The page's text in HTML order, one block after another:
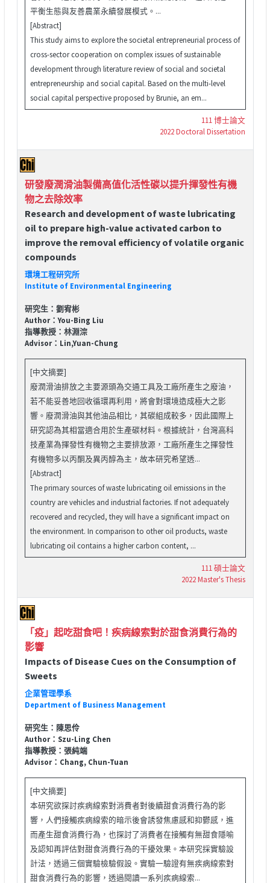
平衡生態與友善農業永續發展模式。...
[Abstract]
This study aims to explore the societal entrepreneurial process of
cross-sector cooperation on complex issues of sustainable
development through literature review of social and societal
entrepreneurship and social capital. Based on the multi-level
social capital perspective proposed by Brunie, an em...
111 博士論文
2022 Doctoral Dissertation
研發廢潤滑油製備高值化活性碳以提升揮發性有機
物之去除效率
Research and development of waste lubricating
oil to prepare high-value activated carbon to
improve the removal efficiency of volatile organic
compounds
環境工程研究所
Institute of Environmental Engineering
研究生：劉宥彬
Author：You-Bing Liu
指導教授：林淵淙
Advisor：Lin,Yuan-Chung
[中文摘要]
廢潤滑油排放之主要源頭為交通工具及工廠所產生之廢油，
若不能妥善地回收循環再利用，將會對環境造成極大之影
響。廢潤滑油與其他油品相比，其碳組成較多，因此國際上
研究認為其相當適合用於生產碳材料。根據統計，台灣高科
技產業為揮發性有機物之主要排放源，工廠所產生之揮發性
有機物多以丙酮及異丙醇為主，故本研究希望透...
[Abstract]
The primary sources of waste lubricating oil emissions in the
country are vehicles and industrial factories. If not adequately
recovered and recycled, they will have a significant impact on
the environment. In comparison to other oil products, waste
lubricating oil contains a higher carbon content, ...
111 碩士論文
2022 Master's Thesis
「疫」起吃甜食吧！疾病線索對於甜食消費行為的
影響
Impacts of Disease Cues on the Consumption of
Sweets
企業管理學系
Department of Business Management
研究生：陳思伶
Author：Szu-Ling Chen
指導教授：張純端
Advisor：Chang, Chun-Tuan
[中文摘要]
本研究欲探討疾病線索對消費者對後續甜食消費行為的影
響，人們接觸疾病線索的暗示後會誘發焦慮感和抑鬱感，進
而產生甜食消費行為，也探討了消費者在接觸有無甜食隱喻
及認知再評估對甜食消費行為的干擾效果。本研究採實驗設
計法，透過三個實驗檢驗假設。實驗一驗證有無疾病線索對
甜食消費行為的影響，透過閱讀一系列疾病線索...